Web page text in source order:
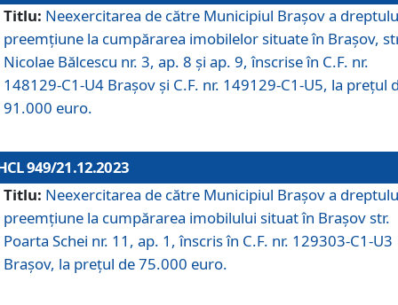
Titlu: Neexercitarea de către Municipiul Brașov a
preemțiune la cumpărarea imobilelor situate în Brașov,
Nicolae Bălcescu nr. 3, ap. 8 și ap. 9, înscrise în C.F. nr.
148129-C1-U4 Brașov și C.F. nr. 149129-C1-U5, la prețul
91.000 euro.
949/21.12.2023
Titlu: Neexercitarea de către Municipiul Brașov a
preemțiune la cumpărarea imobilului situat în Brașov str.
Poarta Schei nr. 11, ap. 1, înscris în C.F. nr. 129303-C1-U3
Brașov, la prețul de 75.000 euro.